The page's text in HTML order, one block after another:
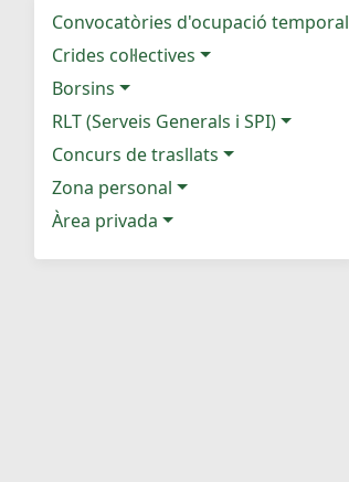
Convocatòries d'ocupació temporal
Crides col·lectives
Borsins
RLT (Serveis Generals i SPI)
Concurs de trasllats
Zona personal
Àrea privada